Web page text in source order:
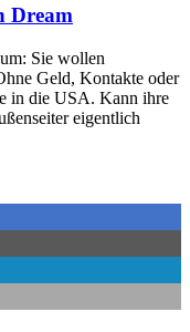
Dream
Sie wollen
Geld, Kontakte oder
in die USA. Kann ihre
eigentlich